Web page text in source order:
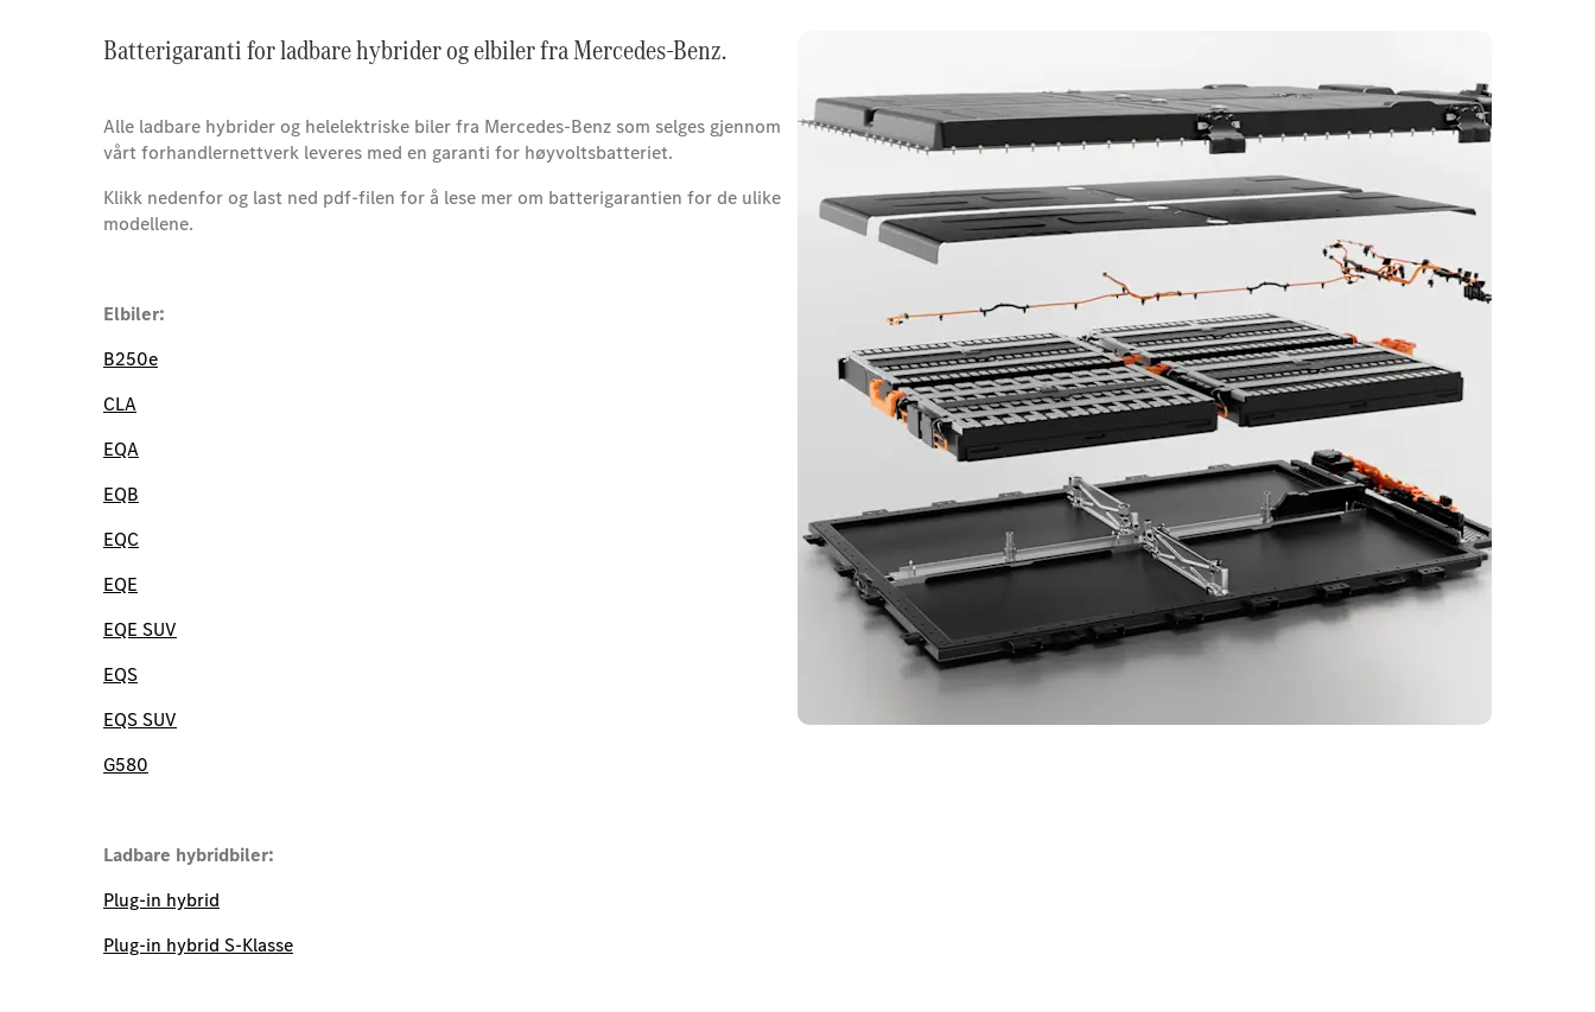
Batterigaranti for ladbare hybrider og elbiler fra Mercedes-Benz.
Alle ladbare hybrider og helelektriske biler fra Mercedes-Benz som selges gjennom
vårt forhandlernettverk leveres med en garanti for høyvoltsbatteriet.
Klikk nedenfor og last ned pdf-filen for å lese mer om batterigarantien for de ulike
modellene.
Elbiler:
B250e
CLA
EQA
EQB
EQC
EQE
EQE SUV
EQS
EQS SUV
G580
Ladbare hybridbiler:
Plug-in hybrid
Plug-in hybrid S-Klasse